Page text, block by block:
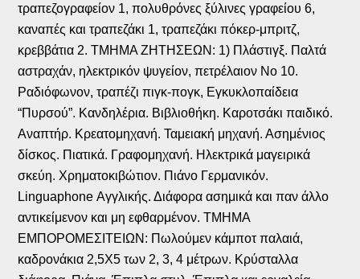
τραπεζογραφείον 1, πολυθρόνες ξύλινες γραφείου 6,
καναπές και τραπεζάκι 1, τραπεζάκι πόκερ-μπριτζ,
κρεββάτια 2. ΤΜΗΜΑ ΖΗΤΗΣΕΩΝ: 1) Πλάστιγξ. Παλτά
αστραχάν, ηλεκτρικόν ψυγείον, πετρέλαιον Νο 10.
Ραδιόφωνον, τραπέζι πιγκ-πογκ, Εγκυκλοπαίδεια
“Πυρσού”. Κανδηλέρια. Βιβλιοθήκη. Καροτσάκι παιδικό.
Αναπτήρ. Κρεατομηχανή. Ταμειακή μηχανή. Ασημένιος
δίσκος. Πιατικά. Γραφομηχανή. Ηλεκτρικά μαγειρικά
σκεύη. Χρηματοκιβώτιον. Πιάνο Γερμανικόν.
LinguaphoneΑγγλικής. Διάφορα ασημικά και παν άλλο
αντικείμενον και μη εφθαρμένον. ΤΜΗΜΑ
ΕΜΠΟΡΟΜΕΣΙΤΕΙΩΝ: Πωλούμεν κάμποτ παλαιά,
καδρονάκια 2,5Χ5 των 2, 3, 4 μέτρων. Κρύσταλλα